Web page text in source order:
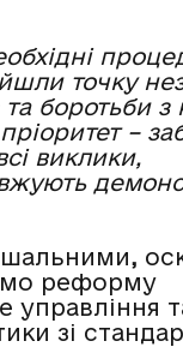
точку
боротьби з
–
виклики,
реформу
управління
зі